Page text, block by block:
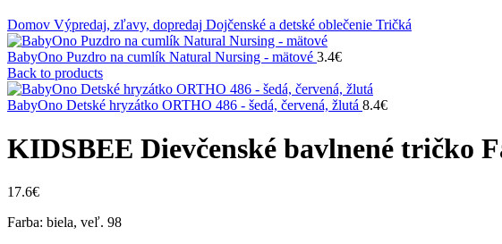
Domov Výpredaj, zľavy, dopredaj Dojčenské a detské oblečenie Tričká
BabyOno Puzdro na cumlík Natural Nursing - mätové 3.4€
Back to products
BabyOno Detské hryzátko ORTHO 486 - šedá, červená, žlutá 8.4€
KIDSBEE Dievčenské bavlnené tričko
17.6€
Farba: biela, veľ. 98